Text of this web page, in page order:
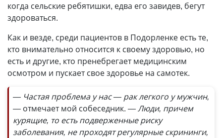
когда сельские ребятишки, едва его завидев, бегут
здороваться.
Как и везде, среди пациентов в Подорленке есть те,
кто внимательно относится к своему здоровью, но
есть и другие, кто пренебрегает медицинским
осмотром и пускает свое здоровье на самотек.
— Частая проблема у нас — рак легкого у мужчин,
— отмечает мой собеседник. — Люди, причем
курящие, то есть подверженные риску
заболевания, не проходят регулярные скрининги,